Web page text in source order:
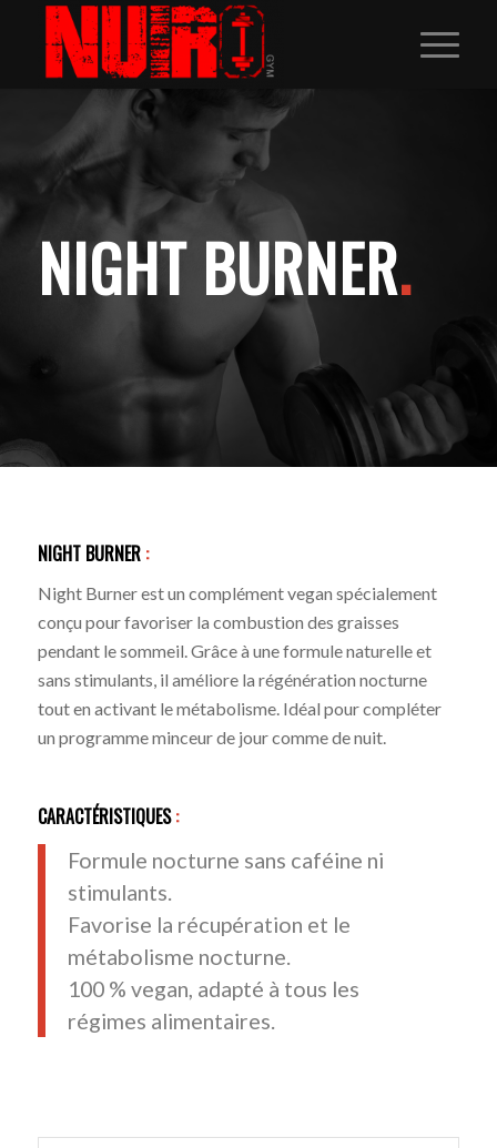
NIGHT BURNER.
NIGHT BURNER :
Night Burner est un complément vegan spécialement
conçu pour favoriser la combustion des graisses
pendant le sommeil. Grâce à une formule naturelle et
sans stimulants, il améliore la régénération nocturne
tout en activant le métabolisme. Idéal pour compléter
un programme minceur de jour comme de nuit.
CARACTÉRISTIQUES:
Formule nocturne sans caféine ni
stimulants.
Favorise la récupération et le
métabolisme nocturne.
100 % vegan, adapté à tous les
régimes alimentaires.